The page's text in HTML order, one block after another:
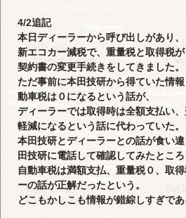
4/2追記
本日ディーラーから呼び出しがあり、
新エコカー減税で、重量税と取得税が
契約書の変更手続きをしてきました。
ただ事前に本田技研から得ていた情
動車税は０になるという話が、
ディーラーでは取得時は全額支払い
軽減になるという話に代わっていた。
本田技研とディーラーとの話が食い
田技研に電話して確認してみたところ
自動車税は満額支払、重量税０、取
ーの話が正解だったという。
どこもかしこも情報が錯綜しすぎであ